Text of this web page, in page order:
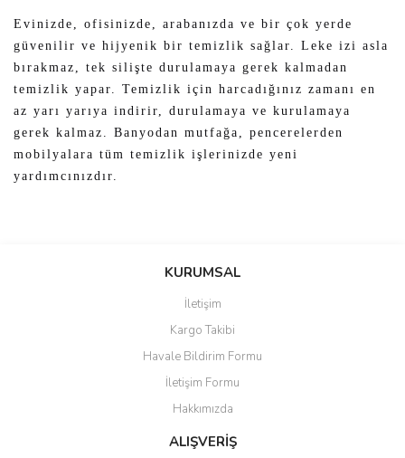
Evinizde, ofisinizde, arabanızda ve bir çok yerde
güvenilir ve hijyenik bir temizlik sağlar. Leke izi asla
bırakmaz, tek silişte durulamaya gerek kalmadan
temizlik yapar. Temizlik için harcadığınız zamanı en
az yarı yarıya indirir, durulamaya ve kurulamaya
gerek kalmaz. Banyodan mutfağa, pencerelerden
mobilyalara tüm temizlik işlerinizde yeni
yardımcınızdır.
Bu ürüne ilk yorumu siz yapın!
Ürün resmi kalitesiz, bozuk veya görüntülenemiyor.
Ürün açıklamasında eksik bilgiler bulunuyor.
Ürün bilgilerinde hatalar bulunuyor.
Ürün fiyatı diğer sitelerden daha pahalı.
Bu ürüne benzer farklı alternatifler olmalı.
KURUMSAL
İletişim
Kargo Takibi
Havale Bildirim Formu
İletişim Formu
Hakkımızda
ALIŞVERİŞ